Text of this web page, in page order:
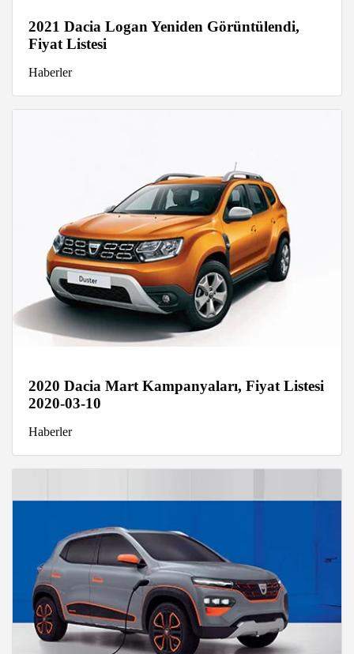
2021 Dacia Logan Yeniden Görüntülendi,
Fiyat Listesi
Haberler
2020 Dacia Mart Kampanyaları, Fiyat Listesi
2020-03-10
Haberler